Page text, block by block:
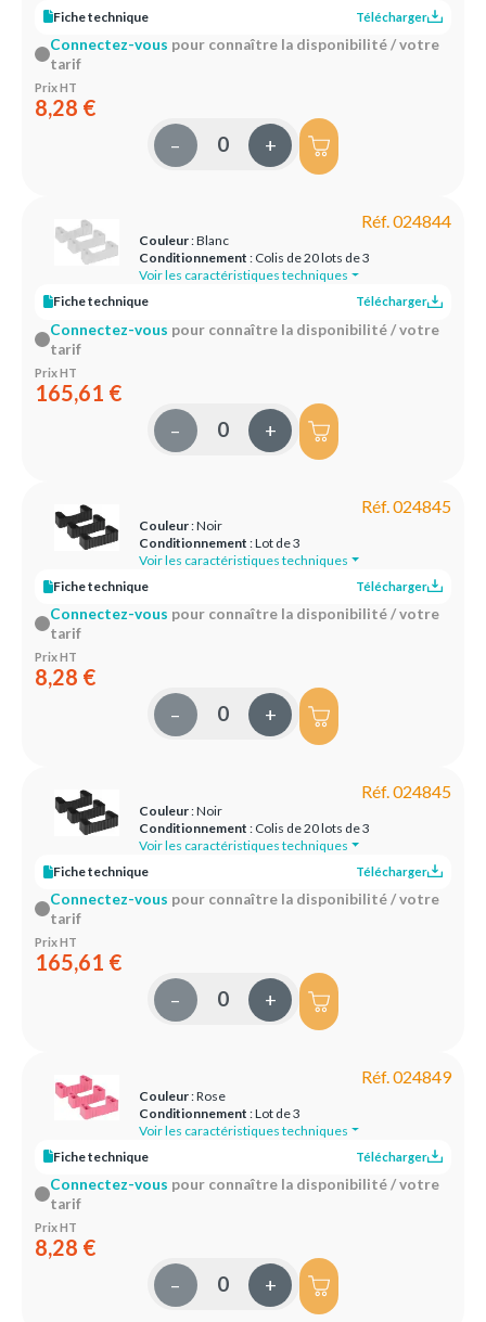
Fiche technique
Télécharger
Connectez-vous pour connaître la disponibilité / votre
tarif
Prix HT
8,28 €
– +
Réf. 024844
Couleur: Blanc
Conditionnement : Colis de 20 lots de 3
Voir les caractéristiques techniques
Fiche technique
Télécharger
Connectez-vous pour connaître la disponibilité / votre
tarif
Prix HT
165,61 €
– +
Réf. 024845
Couleur: Noir
Conditionnement : Lot de 3
Voir les caractéristiques techniques
Fiche technique
Télécharger
Connectez-vous pour connaître la disponibilité / votre
tarif
Prix HT
8,28 €
– +
Réf. 024845
Couleur: Noir
Conditionnement : Colis de 20 lots de 3
Voir les caractéristiques techniques
Fiche technique
Télécharger
Connectez-vous pour connaître la disponibilité / votre
tarif
Prix HT
165,61 €
– +
Réf. 024849
Couleur: Rose
Conditionnement : Lot de 3
Voir les caractéristiques techniques
Fiche technique
Télécharger
Connectez-vous pour connaître la disponibilité / votre
tarif
Prix HT
8,28 €
– +